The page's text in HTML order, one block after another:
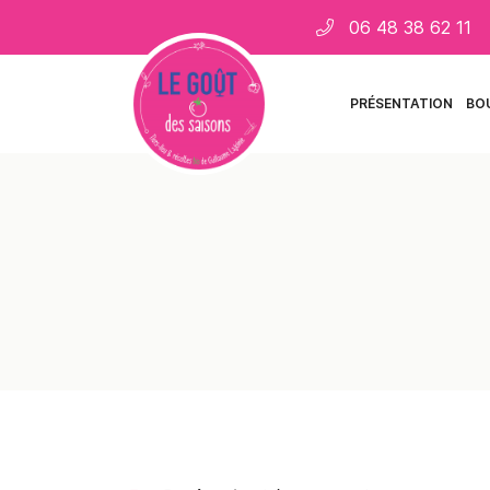
06 48 38 62 11
PRÉSENTATION
11 rue des places
18110 Saint Martin d'Auxigny
06 48 38 62 11